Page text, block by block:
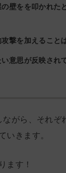
の壁をを叩かれた
撃を加えること
意思が反映され
ながら、それぞ
いきます。
ます！